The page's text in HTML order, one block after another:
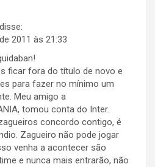
disse:
2011 às 21:33
ficar fora do título de novo e
para fazer no mínimo um
Meu amigo a
tomou conta do Inter.
concordo contigo, é
Zagueiro não pode jogar
venha a acontecer são
e nunca mais entrarão, não